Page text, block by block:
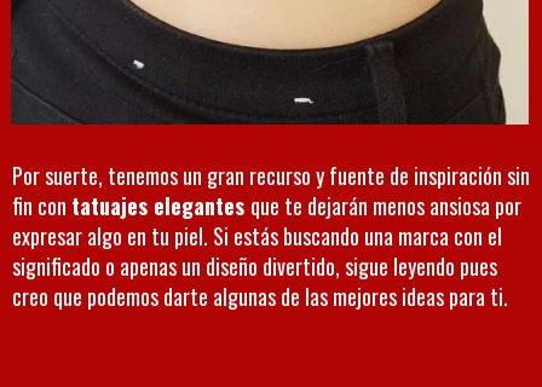
Por suerte, tenemos un gran recurso y fuente de inspiración sin
fin con tatuajes elegantes que te dejarán menos ansiosa por
expresar algo en tu piel. Si estás buscando una marca con el
significado o apenas un diseño divertido, sigue leyendo pues
creo que podemos darte algunas de las mejores ideas para ti.